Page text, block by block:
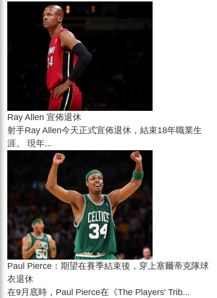
Ray Allen 宣佈退休
射手Ray Allen今天正式宣佈退休，結束18年職業生
涯。 現年...
Paul Pierce：期望在賽季結束後，穿上塞爾蒂克隊球
衣退休
在9月底時，Paul Pierce在《The Players' Trib...